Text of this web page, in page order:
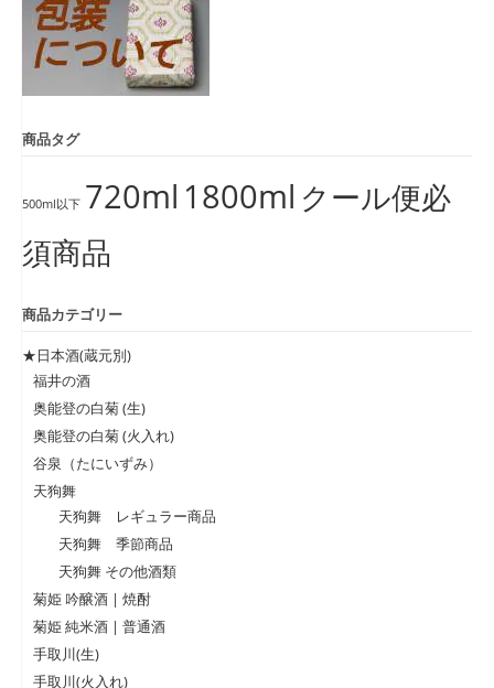
商品タグ
500ml以下 720ml 1800ml クール便必
須商品
商品カテゴリー
★日本酒(蔵元別)
福井の酒
奥能登の白菊 (生)
奥能登の白菊 (火入れ)
谷泉（たにいずみ）
天狗舞
天狗舞 レギュラー商品
天狗舞 季節商品
天狗舞 その他酒類
菊姫 吟醸酒 | 焼酎
菊姫 純米酒 | 普通酒
手取川(生)
手取川(火入れ)